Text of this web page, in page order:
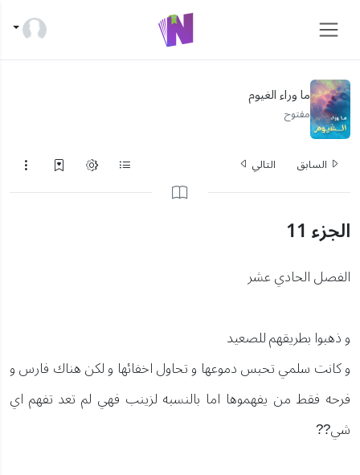
ما وراء الغيوم
مفتوح
السابق التالي
الجزء 11
الفصل الحادي عشر
و ذهبوا بطريقهم للصعيد
و كانت سلمي تحبس دموعها و تحاول اخفائها و لكن هناك فارس و
فرحه فقط من يفهموها اما بالنسبه لزينب فهي لم تعد تفهم اي
شي??